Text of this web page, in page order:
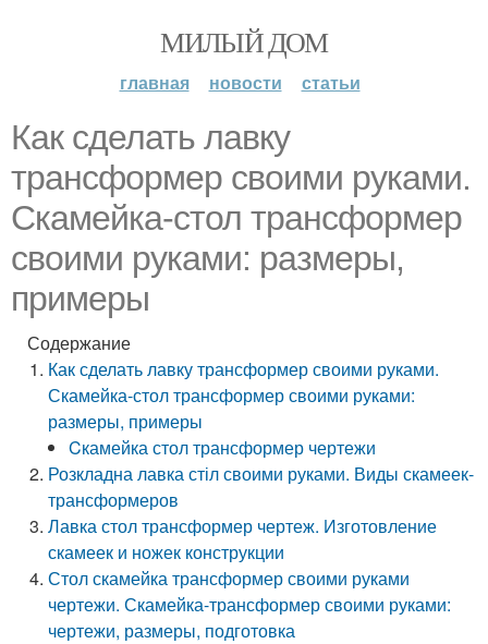
МИЛЫЙ ДОМ
главная новости статьи
Как сделать лавку
трансформер своими руками.
Скамейка-стол трансформер
своими руками: размеры,
примеры
Содержание
Как сделать лавку трансформер своими руками.
Скамейка-стол трансформер своими руками:
размеры, примеры
Cкамейка стол трансформер чертежи
Розкладна лавка стіл своими руками. Виды скамеек-
трансформеров
Лавка стол трансформер чертеж. Изготовление
скамеек и ножек конструкции
Стол скамейка трансформер своими руками
чертежи. Скамейка-трансформер своими руками:
чертежи, размеры, подготовка